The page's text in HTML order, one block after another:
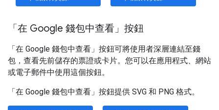
「在 Google 錢包中查看」按鈕
「在 Google 錢包中查看」 按鈕可將使用者深層連結至錢
包，查看先前儲存的票證或卡片。您可以在應用程式、網站
或電子郵件中使用這個按鈕。
「在 Google 錢包中查看」 按鈕提供 SVG 和 PNG 格式。